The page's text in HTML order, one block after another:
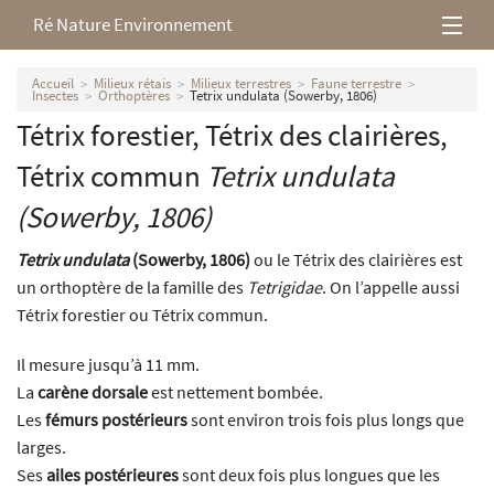
Ré Nature Environnement
L’association
Milieux rétais
Nos parutions
Accueil Milieux rétais Milieux terrestres Faune terrestre
Insectes Orthoptères Tetrix undulata (Sowerby, 1806)
Tétrix forestier, Tétrix des clairières,
Tétrix commun Tetrix undulata
(Sowerby, 1806)
Tetrix undulata(Sowerby, 1806)ou le Tétrix des clairières est
un orthoptère de la famille des Tetrigidae. On l’appelle aussi
Tétrix forestier ou Tétrix commun.
Il mesure jusqu’à 11 mm.
La carène dorsaleest nettement bombée.
Lesfémurs postérieurssont environ trois fois plus longs que
larges.
Ses ailes postérieuressont deux fois plus longues que les